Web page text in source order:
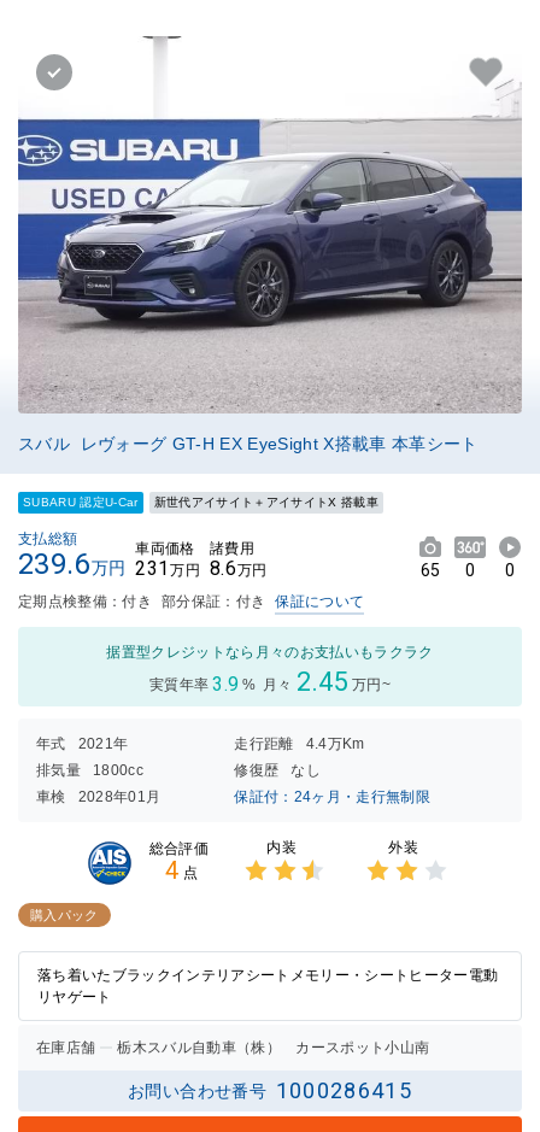
スバル レヴォーグ GT-H EX EyeSight X搭載車 本革シート
SUBARU 認定U-Car 新世代アイサイト＋アイサイトX 搭載車
支払総額
239.6万円
車両価格
231 万円
諸費用
8.6万円 65 0 0
定期点検整備：付き 部分保証：付き 保証について
据置型クレジットなら月々のお支払いもラクラク
実質年率 3.9 % 月々 2.45 万円~
年式 2021年 走行距離
4.4万Km
排気量
1800cc 修復歴
なし
車検
2028年01月 保証付：24ヶ月・走行無制限
総合評価
4 点
内装 外装
購入パック
落ち着いたブラックインテリアシートメモリー・シートヒーター電動
リヤゲート
在庫店舗 栃木スバル自動車（株） カースポット小山南
お問い合わせ番号 1000286415